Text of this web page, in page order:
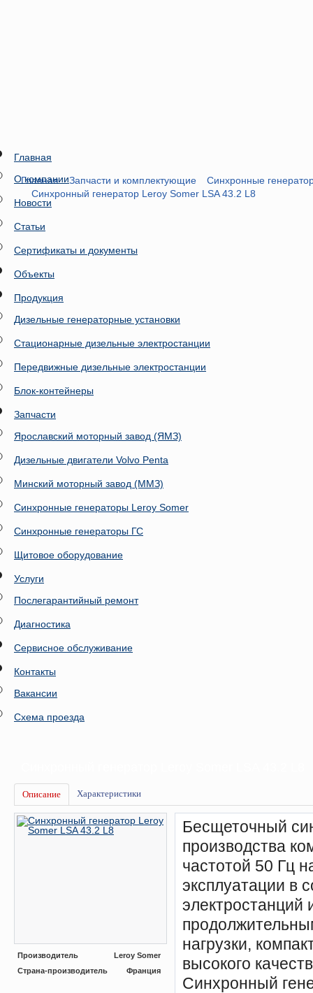
Главная
О компании
Новости
Статьи
Сертификаты и документы
Объекты
Продукция
Дизельные генераторные установки
Стационарные дизельные электростанции
Передвижные дизельные электростанции
Блок-контейнеры
Запчасти
Ярославский моторный завод (ЯМЗ)
Дизельные двигатели Volvo Penta
Минский моторный завод (ММЗ)
Синхронные генераторы Leroy Somer
Синхронные генераторы ГС
Щитовое оборудование
Услуги
Послегарантийный ремонт
Диагностика
Сервисное обслуживание
Контакты
Вакансии
Схема проезда
Главная Запчасти и комплектующие
Синхронные
Синхронный генератор Leroy Somer LSA 43.2 L8
Описание Характеристики
Производитель
Leroy Somer
Страна-производитель
Франция
Бесщеточный
производства
частотой 50 Гц
эксплуатации в
электростанций
нагрузки,
высокого
Синхронный